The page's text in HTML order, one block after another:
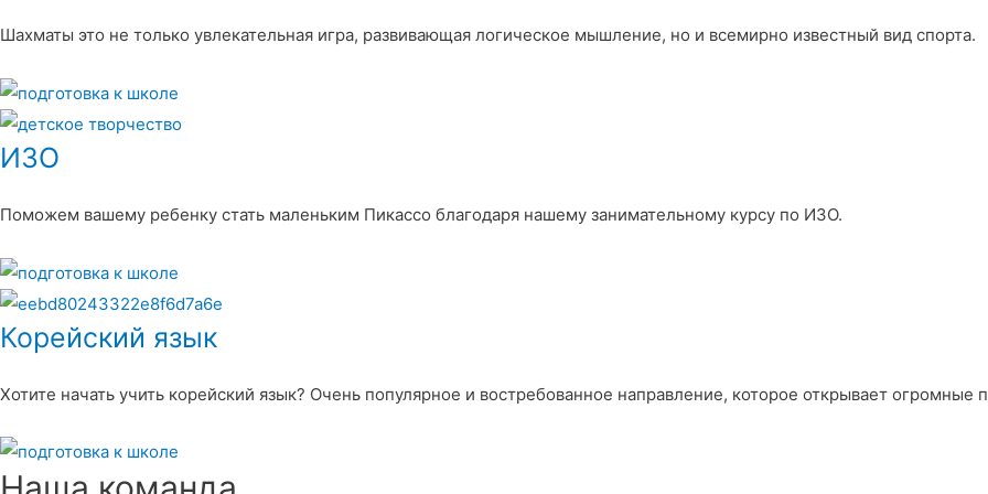
Шахматы это не только увлекательная игра, развивающая логическое мышление, но и всемирно известный вид спорта.
ИЗО
Поможем вашему ребенку стать маленьким Пикассо благодаря нашему занимательному курсу по ИЗО.
Корейский язык
Хотите начать учить корейский язык? Очень популярное и востребованное направление, которое открывает огромные